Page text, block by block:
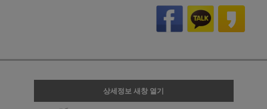
상세정보 새창 열기